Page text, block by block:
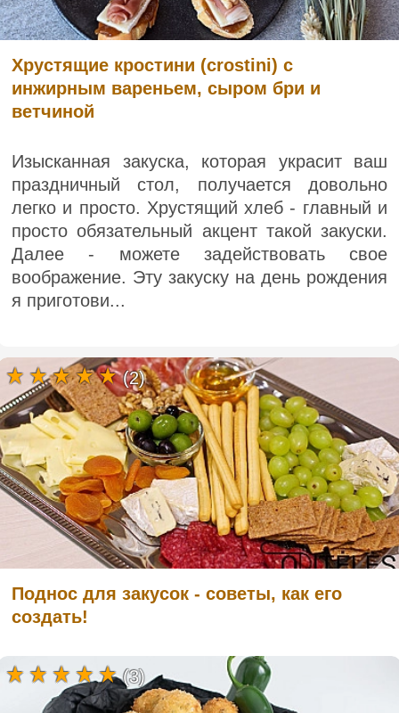
Хрустящие кростини (crostini) с
инжирным вареньем, сыром бри и
ветчиной
Изысканная закуска, которая украсит ваш
праздничный стол, получается довольно
легко и просто. Хрустящий хлеб - главный и
просто обязательный акцент такой закуски.
Далее - можете задействовать свое
воображение. Эту закуску на день рождения
я приготови...
Поднос для закусок - советы, как его
создать!
(2)
(3)